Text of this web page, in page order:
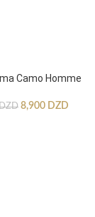
Camo Homme
8,900 DZD